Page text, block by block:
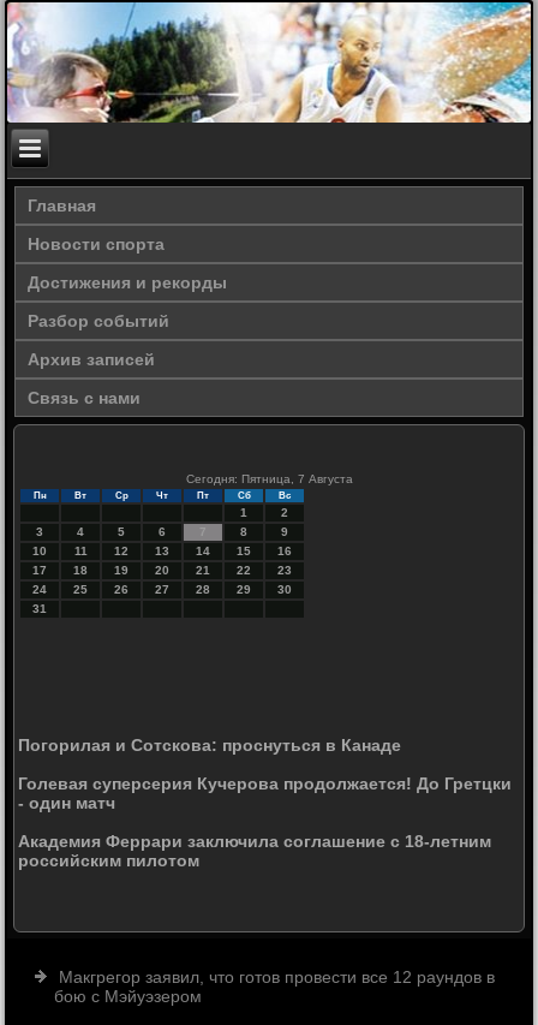
Главная
Новости спорта
Достижения и рекорды
Разбор событий
Архив записей
Связь с нами
Сегодня: Пятница, 7 Августа
Пн Вт Ср Чт Пт Сб Вс
1
2
3
4 5 6 7 8
9
10
11 12 13 14 15
16
17
18 19 20 21 22
23
24
25 26 27 28 29
30
31
Погорилая и Сотскова: проснуться в Канаде
Голевая суперсерия Кучерова продолжается! До Гретцки
- один матч
Академия Феррари заключила соглашение с 18-летним
российским пилотом
Макгрегор заявил, что готов провести все 12 раундов в
бою с Мэйуэзером